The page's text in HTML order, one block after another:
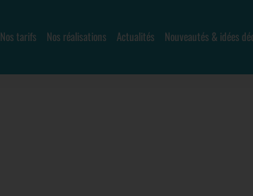
Nos tarifs Nos réalisations Actualités Nouveautés & idées